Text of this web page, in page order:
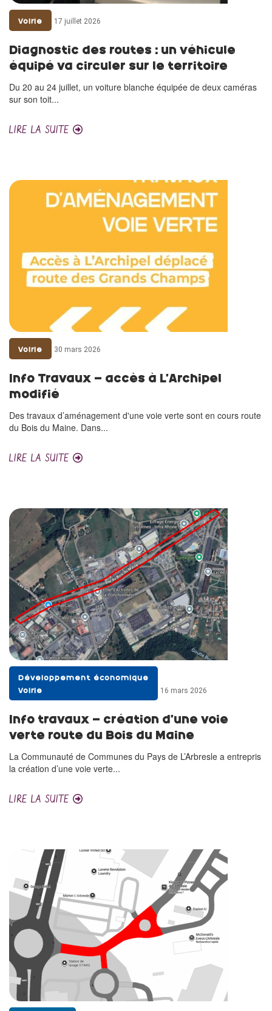
Voirie 17 juillet 2026
Diagnostic des routes : un véhicule
équipé va circuler sur le territoire
Du 20 au 24 juillet, un voiture blanche équipée de deux caméras
sur son toit...
LIRE LA SUITE
Voirie 30 mars 2026
Info Travaux – accès à L’Archipel
modifié
Des travaux d’aménagement d'une voie verte sont en cours route
du Bois du Maine. Dans...
LIRE LA SUITE
Développement économique
Voirie
16 mars 2026
Info travaux – création d’une voie
verte route du Bois du Maine
La Communauté de Communes du Pays de L’Arbresle a entrepris
la création d’une voie verte...
LIRE LA SUITE